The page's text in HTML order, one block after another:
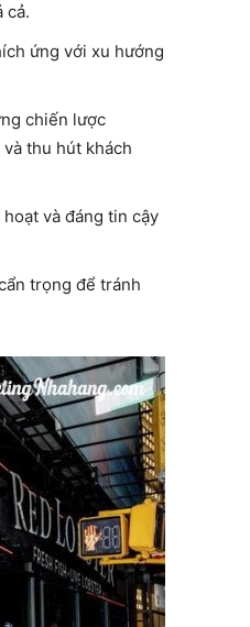
cả.
ứng với xu hướng
chiến lược
thu hút khách
và đáng tin cậy
trọng để tránh